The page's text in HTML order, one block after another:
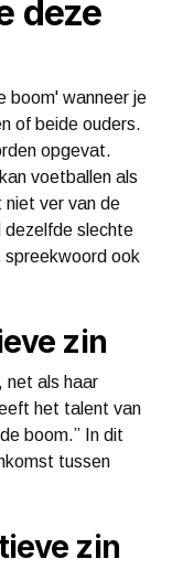
deze
boom' wanneer je
of beide ouders.
opgevat.
voetballen als
niet ver van de
dezelfde slechte
ook
zin
net als haar
het talent van
boom.” In dit
tussen
zin